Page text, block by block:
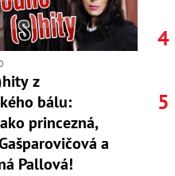
z
bálu:
princezná,
a
Pallová!